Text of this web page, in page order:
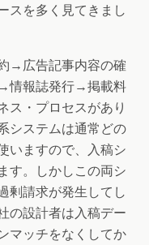
スを多く見てきまし
→広告記事内容の確
情報誌発行→掲載料
・プロセスがあり
システムは通常どの
いますので、入稿シ
す。しかしこの両シ
剰請求が発生してし
の設計者は入稿デー
マッチをなくしてか